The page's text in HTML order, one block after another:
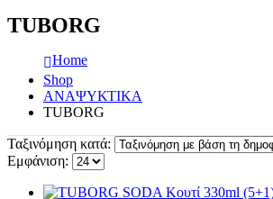
TUBORG
Home
Shop
ΑΝΑΨΥΚΤΙΚΑ
TUBORG
Ταξινόμηση κατά:
Εμφάνιση: